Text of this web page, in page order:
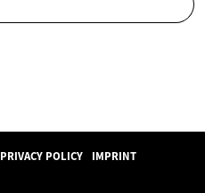
PRIVACY POLICY IMPRINT